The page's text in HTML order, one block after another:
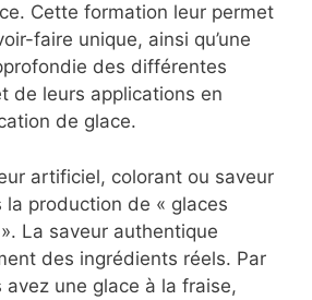
Cette formation leur permet
faire unique, ainsi qu’une
des différentes
de leurs applications en
de glace.
artificiel, colorant ou saveur
la production de « glaces
La saveur authentique
des ingrédients réels. Par
avez une glace à la fraise,